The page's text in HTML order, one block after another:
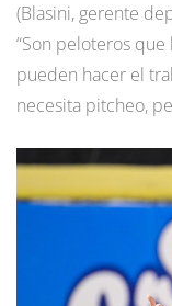
(Blasini, gerente
“Son peloteros
pueden hacer el
necesita pitcheo,